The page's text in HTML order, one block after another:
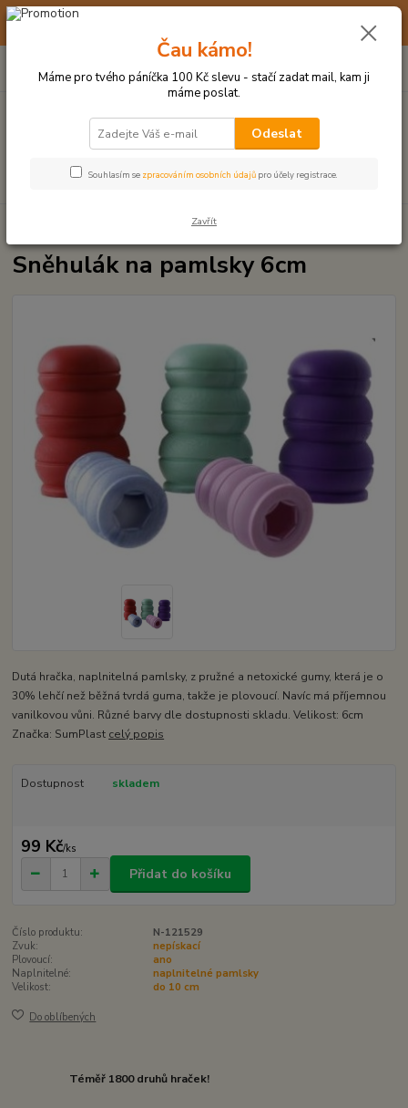
☀️ 10. - 14. SRPNA 2026 MÁME DOVOLENOU ☀️ OBJEDNÁVKY
Hledat
po–pá: 9–17 hod.
za0 Kč
HRAČKY Z TVRDÉ GUMY, PLASTU
Sněhulák na pamlsky 6cm
Dutá hračka, naplnitelná pamlsky, z pružné a netoxické gumy, která je o
30% lehčí než běžná tvrdá guma, takže je plovoucí. Navíc má příjemnou
vanilkovou vůni. Různé barvy dle dostupnosti skladu. Velikost: 6cm
Značka: SumPlast celý popis
Dostupnost skladem
99 Kč/ks
Přidat do košíku
Číslo produktu:
N-121529
Zvuk:
nepískací
Plovoucí:
ano
Naplnitelné:
naplnitelné pamlsky
Velikost:
do 10 cm
Do oblíbených
Téměř 1800 druhů hraček!
Čau kámo!
Máme pro tvého páníčka 100 Kč slevu - stačí zadat mail, kam ji
máme poslat.
Odeslat
Souhlasím se zpracováním osobních údajů pro účely registrace.
Zavřít